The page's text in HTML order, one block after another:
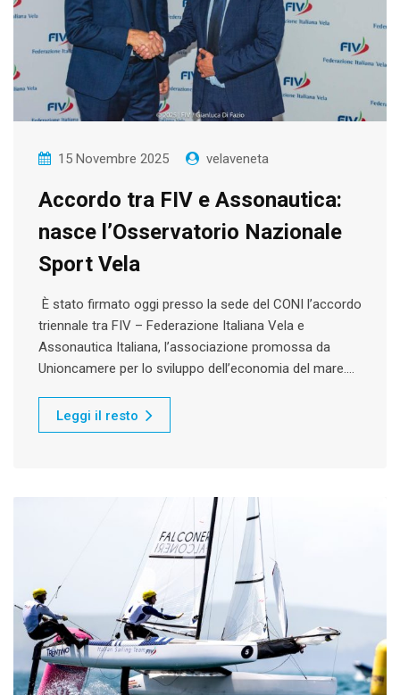
15 Novembre 2025 velaveneta
Accordo tra FIV e Assonautica:
nasce l’Osservatorio Nazionale
Sport Vela
È stato firmato oggi presso la sede del CONI l’accordo
triennale tra FIV – Federazione Italiana Vela e
Assonautica Italiana, l’associazione promossa da
Unioncamere per lo sviluppo dell’economia del mare.…
Leggi il resto